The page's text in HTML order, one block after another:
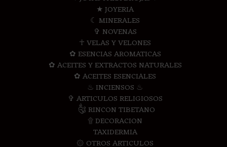
★ JOYERIA
☾ MINERALES
✞ NOVENAS
☥ VELAS Y VELONES
✿ ESENCIAS AROMATICAS
✿ ACEITES Y EXTRACTOS NATURALES
✿ ACEITES ESENCIALES
♨ INCIENSOS ♨
✞ ARTICULOS RELIGIOSOS
༃ RINCON TIBETANO
۩ DECORACION
TAXIDERMIA
۞ OTROS ARTICULOS